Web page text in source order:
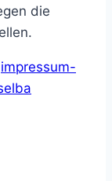
die
impressum-